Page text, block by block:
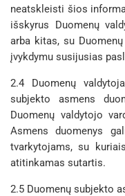
neatskleisti šios
išskyrus Duomenų
arba kitas, su
įvykdymu susijusias
2.4 Duomenų
subjekto asmens
Duomenų valdytojo
Asmens duomenys
tvarkytojams, su
atitinkamas sutartis.
2.5 Duomenų subjekto